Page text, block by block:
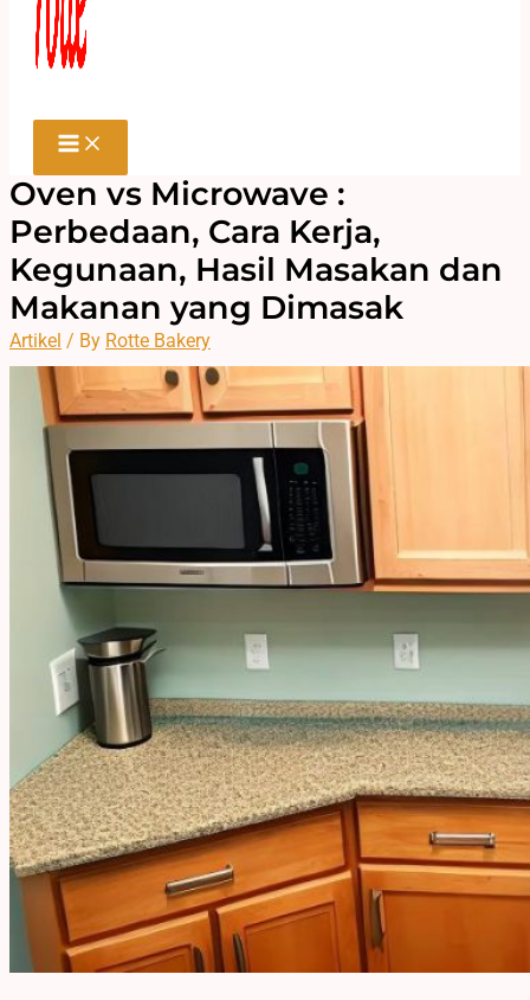
Oven vs Microwave :
Perbedaan, Cara Kerja,
Kegunaan, Hasil Masakan dan
Makanan yang Dimasak
Artikel / By Rotte Bakery